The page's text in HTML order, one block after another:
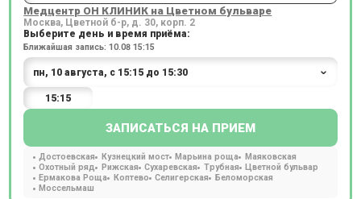
Медцентр ОН КЛИНИК на Цветном бульваре
Москва, Цветной б-р, д. 30, корп. 2
Выберите день и время приёма:
Ближайшая запись: 10.08 15:15
15:15
ЗАПИСАТЬСЯ НА ПРИЕМ
Достоевская Кузнецкий мост Марьина роща
Маяковская
Охотный ряд
Рижская Сухаревская Трубная
Цветной бульвар
Ермакова Роща
Коптево Селигерская
Беломорская
Моссельмаш